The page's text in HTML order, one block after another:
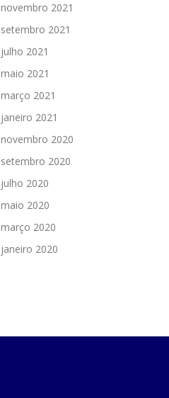
novembro 2021
setembro 2021
julho 2021
maio 2021
março 2021
janeiro 2021
novembro 2020
setembro 2020
julho 2020
maio 2020
março 2020
janeiro 2020